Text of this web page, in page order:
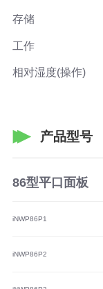
存储
工作
相对湿度(操作)
产品型号
86型平口面板
iNWP86P1
iNWP86P2